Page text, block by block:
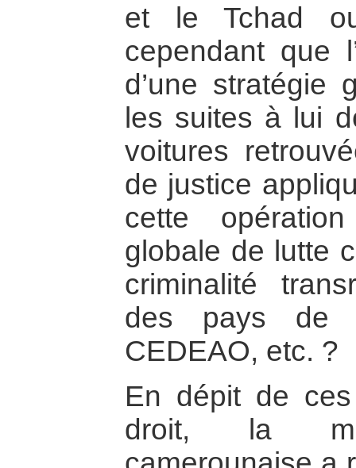
et le Tchad
cependant que
d’une stratégie
les suites à lui
voitures
de justice
cette
globale de lutte
criminalité
des pays de
CEDEAO, etc. ?
En dépit de
droit, la